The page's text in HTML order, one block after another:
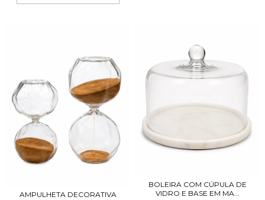
AMPULHETA DECORATIVA
BOLEIRA COM CÚPULA DE
VIDRO E BASE EM MA...